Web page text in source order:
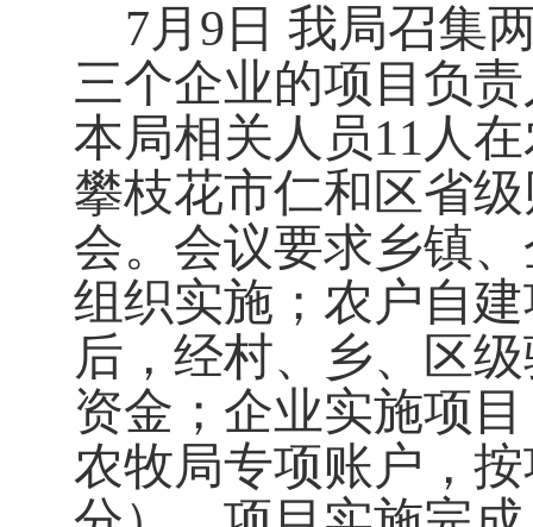
7月9日 我局召集
三个企业的项目负
本局相关人员11人
攀枝花市仁和区省
会。会议要求乡镇
组织实施；农户自
后，经村、乡、区
资金；企业实施项
农牧局专项账户，